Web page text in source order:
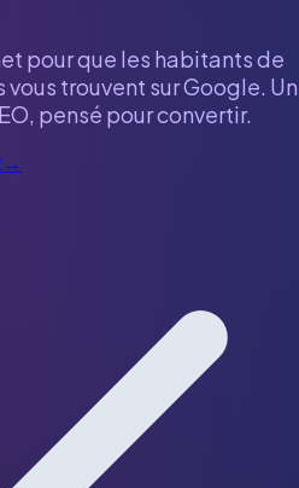
pour que les habitants de
vous trouvent sur Google. Un
pensé pour convertir.
→